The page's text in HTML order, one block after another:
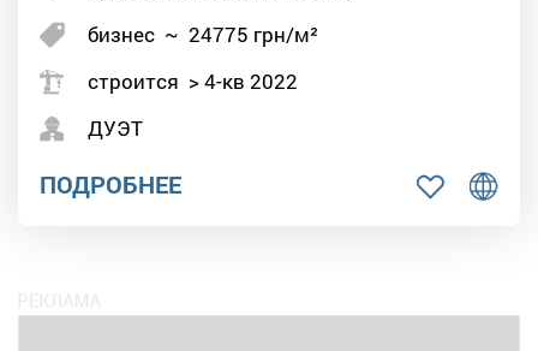
бизнес ~ 24775 грн/м²
строится > 4-кв 2022
ДУЭТ
ПОДРОБНЕЕ